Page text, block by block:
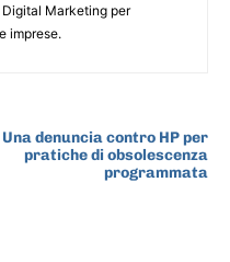
Marketing per
imprese.
Una denuncia contro HP per
pratiche di obsolescenza
programmata